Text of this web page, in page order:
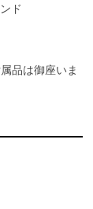
ド
品は御座いま